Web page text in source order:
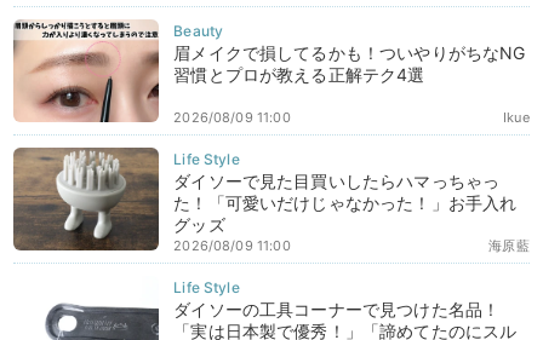
眉メイクで損してるかも！ついやりがちなNG
習慣とプロが教える正解テク4選
Ikue
2026/08/09 11:00
ダイソーで見た目買いしたらハマっちゃっ
た！「可愛いだけじゃなかった！」お手入れ
グッズ
海原藍
2026/08/09 11:00
ダイソーの工具コーナーで見つけた名品！
「実は日本製で優秀！」「諦めてたのにスル